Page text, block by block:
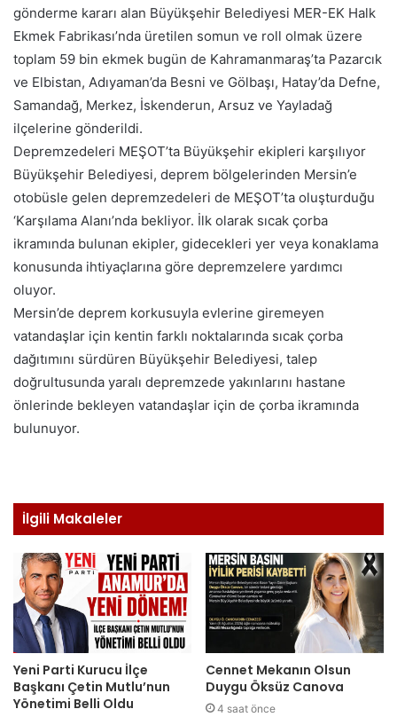
gönderme kararı alan Büyükşehir Belediyesi MER-EK Halk
Ekmek Fabrikası’nda üretilen somun ve roll olmak üzere
toplam 59 bin ekmek bugün de Kahramanmaraş’ta Pazarcık
ve Elbistan, Adıyaman’da Besni ve Gölbaşı, Hatay’da Defne,
Samandağ, Merkez, İskenderun, Arsuz ve Yayladağ
ilçelerine gönderildi.
Depremzedeleri MEŞOT’ta Büyükşehir ekipleri karşılıyor
Büyükşehir Belediyesi, deprem bölgelerinden Mersin’e
otobüsle gelen depremzedeleri de MEŞOT’ta oluşturduğu
‘Karşılama Alanı’nda bekliyor. İlk olarak sıcak çorba
ikramında bulunan ekipler, gidecekleri yer veya konaklama
konusunda ihtiyaçlarına göre depremzelere yardımcı
oluyor.
Mersin’de deprem korkusuyla evlerine giremeyen
vatandaşlar için kentin farklı noktalarında sıcak çorba
dağıtımını sürdüren Büyükşehir Belediyesi, talep
doğrultusunda yaralı depremzede yakınlarını hastane
önlerinde bekleyen vatandaşlar için de çorba ikramında
bulunuyor.
İlgili Makaleler
Yeni Parti Kurucu İlçe
Başkanı Çetin Mutlu’nun
Yönetimi Belli Oldu
Cennet Mekanın Olsun
Duygu Öksüz Canova
4 saat önce